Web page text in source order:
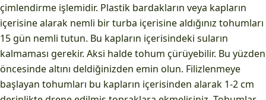
çimlendirme işlemidir. Plastik bardakların veya kapların
içerisine alarak nemli bir turba içerisine aldığınız tohumları
15 gün nemli tutun. Bu kapların içerisindeki suların
kalmaması gerekir. Aksi halde tohum çürüyebilir. Bu yüzden
öncesinde altını deldiğinizden emin olun. Filizlenmeye
başlayan tohumları bu kapların içerisinden alarak 1-2 cm